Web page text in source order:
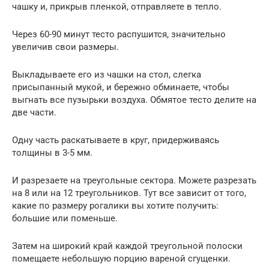
чашку и, прикрыв пленкой, отправляете в тепло.
Через 60-90 минут тесто распушится, значительно
увеличив свои размеры.
Выкладываете его из чашки на стол, слегка
присыпанный мукой, и бережно обминаете, чтобы
выгнать все пузырьки воздуха. Обмятое тесто делите на
две части.
Одну часть раскатываете в круг, придерживаясь
толщины в 3-5 мм.
И разрезаете на треугольные сектора. Можете разрезать
на 8 или на 12 треугольников. Тут все зависит от того,
какие по размеру рогалики вы хотите получить:
большие или поменьше.
Затем на широкий край каждой треугольной полоски
помещаете небольшую порцию вареной сгущенки.